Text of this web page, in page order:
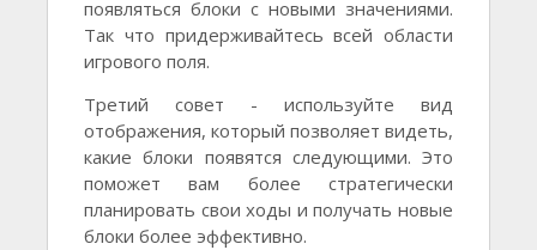
появляться блоки с новыми значениями.
Так что придерживайтесь всей области
игрового поля.
Третий совет - используйте вид
отображения, который позволяет видеть,
какие блоки появятся следующими. Это
поможет вам более стратегически
планировать свои ходы и получать новые
блоки более эффективно.